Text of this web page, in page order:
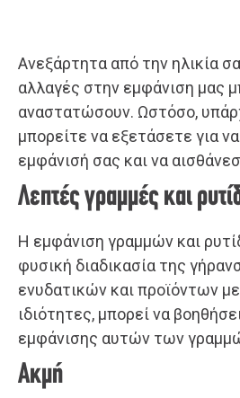
Ανεξάρτητα από την ηλικία
αλλαγές στην εμφάνιση μας
αναστατώσουν. Ωστόσο,
μπορείτε να εξετάσετε για
εμφάνισή σας και να
Λεπτές γραμμές και
Η εμφάνιση γραμμών και
φυσική διαδικασία της
ενυδατικών και προϊόντων
ιδιότητες, μπορεί να
εμφάνισης αυτών των
Ακμή